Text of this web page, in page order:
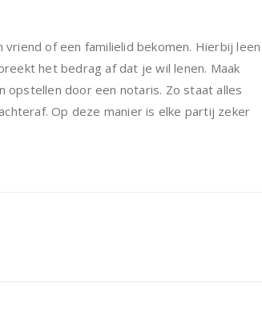
of een familielid bekomen. Hierbij leen
het bedrag af dat je wil lenen. Maak
opstellen door een notaris. Zo staat alles
Op deze manier is elke partij zeker